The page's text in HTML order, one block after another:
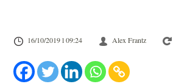
16/10/2019 l 09:24 Alex Frantz